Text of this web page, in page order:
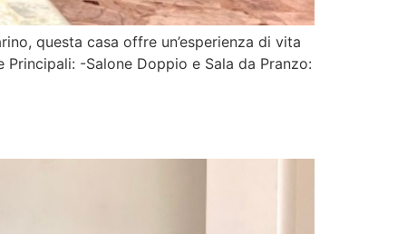
questa casa offre un’esperienza di vita
-Salone Doppio e Sala da Pranzo: